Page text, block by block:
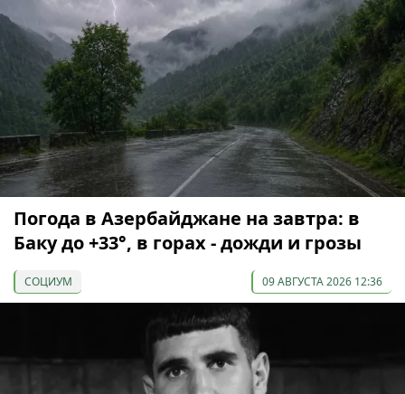
Погода в Азербайджане на завтра: в
Баку до +33°, в горах - дожди и грозы
СОЦИУМ 09 АВГУСТА 2026 12:36